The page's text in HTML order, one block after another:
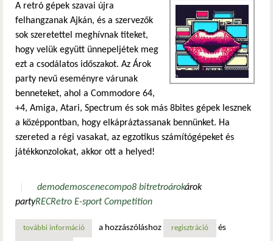
A retró gépek szavai újra
felhangzanak Ajkán, és a szervezők
sok szeretettel meghívnak titeket,
hogy velük együtt ünnepeljétek meg
ezt a csodálatos időszakot. Az Árok
party nevű eseményre várunak
benneteket, ahol a Commodore 64,
+4, Amiga, Atari, Spectrum és sok más 8bites gépek lesznek
a középpontban, hogy elkápráztassanak bennünket. Ha
szereted a régi vasakat, az egzotikus számítógépeket és
játékkonzolokat, akkor ott a helyed!
demodemoscenecompo8 bitretroárokárok
partyRECRetro E-sport Competition
további információretró gépek szavai ajkán tartalommal kapcsolatosan
a hozzászóláshoz regisztráció és